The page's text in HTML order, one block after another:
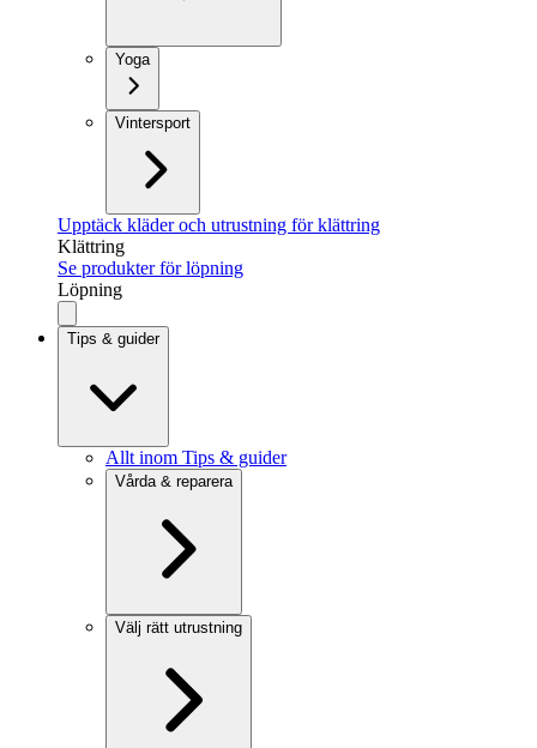
Yoga
Vintersport
Upptäck kläder och utrustning för klättring
Klättring
Se produkter för löpning
Löpning
Tips & guider
Allt inom Tips & guider
Vårda & reparera
Välj rätt utrustning